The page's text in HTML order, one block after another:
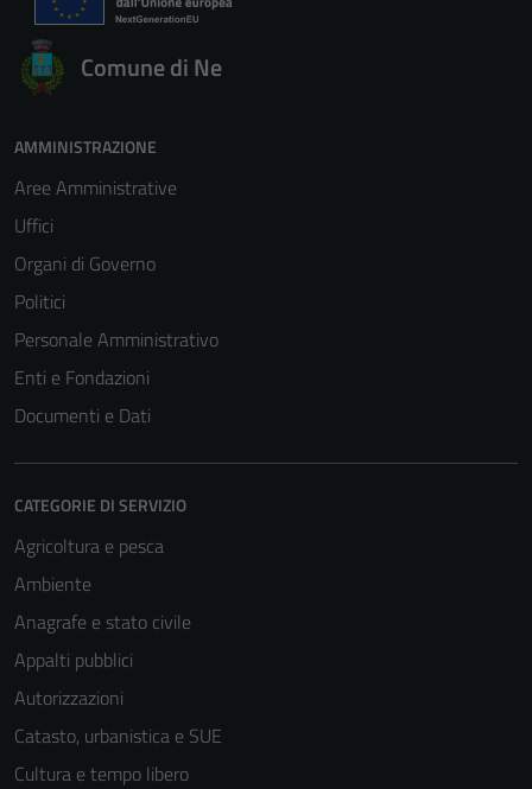
Comune di Ne
AMMINISTRAZIONE
Aree Amministrative
Uffici
Organi di Governo
Politici
Personale Amministrativo
Enti e Fondazioni
Documenti e Dati
CATEGORIE DI SERVIZIO
Agricoltura e pesca
Ambiente
Anagrafe e stato civile
Appalti pubblici
Autorizzazioni
Catasto, urbanistica e SUE
Cultura e tempo libero